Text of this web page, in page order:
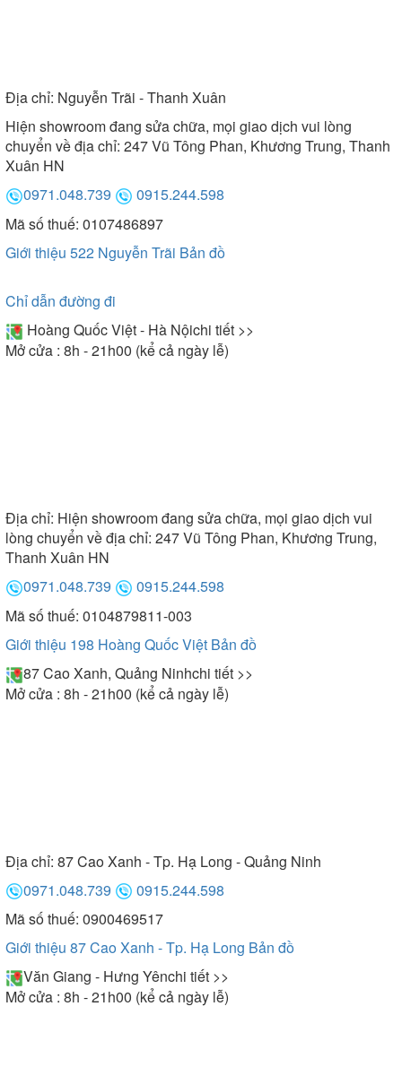
Địa chỉ: Nguyễn Trãi - Thanh Xuân
Hiện showroom đang sửa chữa, mọi giao dịch vui lòng
chuyển về địa chỉ: 247 Vũ Tông Phan, Khương Trung, Thanh
Xuân HN
0971.048.739
0915.244.598
Mã số thuế: 0107486897
Giới thiệu 522 Nguyễn Trãi Bản đồ
Chỉ dẫn đường đi
Hoàng Quốc Việt - Hà Nộichi tiết >>
Mở cửa : 8h - 21h00 (kể cả ngày lễ)
Địa chỉ: Hiện showroom đang sửa chữa, mọi giao dịch vui
lòng chuyển về địa chỉ: 247 Vũ Tông Phan, Khương Trung,
Thanh Xuân HN
0971.048.739
0915.244.598
Mã số thuế: 0104879811-003
Giới thiệu 198 Hoàng Quốc Việt Bản đồ
87 Cao Xanh, Quảng Ninhchi tiết >>
Mở cửa : 8h - 21h00 (kể cả ngày lễ)
Địa chỉ: 87 Cao Xanh - Tp. Hạ Long - Quảng Ninh
0971.048.739
0915.244.598
Mã số thuế: 0900469517
Giới thiệu 87 Cao Xanh - Tp. Hạ Long Bản đồ
Văn Giang - Hưng Yênchi tiết >>
Mở cửa : 8h - 21h00 (kể cả ngày lễ)